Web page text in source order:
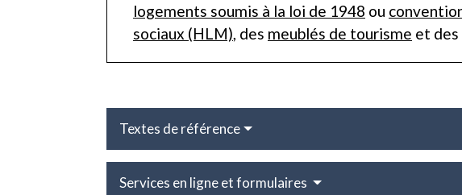
logements soumis à la loi de 1948 ou
sociaux (HLM) , des meublés de tourisme et des
Textes de référence
Services en ligne et formulaires